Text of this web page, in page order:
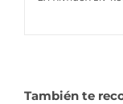
También te